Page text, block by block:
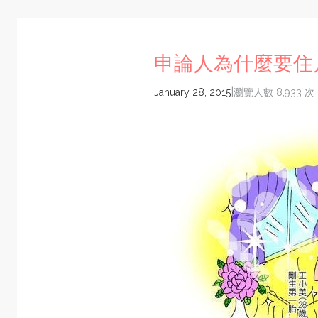
申論人為什麼要
January 28, 2015 瀏覽人數 8,933 次